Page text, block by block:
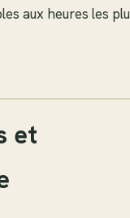
aux heures les
et